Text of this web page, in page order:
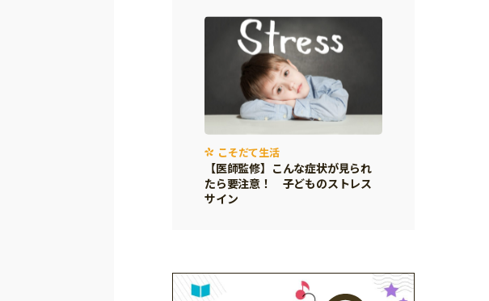
こそだて生活
【医師監修】こんな症状が見られ
たら要注意！ 子どものストレス
サイン